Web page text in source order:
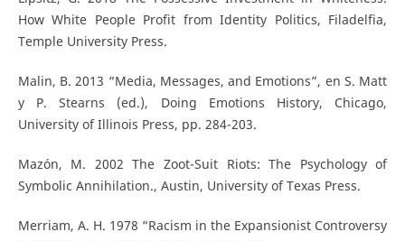
How White People Profit from Identity Politics, Filadelfia,
Temple University Press.
Malin, B. 2013 “Media, Messages, and Emotions”, en S. Matt
y P. Stearns (ed.), Doing Emotions History, Chicago,
University of Illinois Press, pp. 284-203.
Mazón, M. 2002 The Zoot-Suit Riots: The Psychology of
Symbolic Annihilation., Austin, University of Texas Press.
Merriam, A. H. 1978 “Racism in the Expansionist Controversy